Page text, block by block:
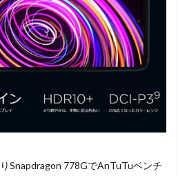
Snapdragon 778GでAnTuTuベンチ